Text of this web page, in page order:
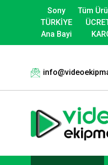
Sony
TÜRKİYE
Ana Bayi
Tüm